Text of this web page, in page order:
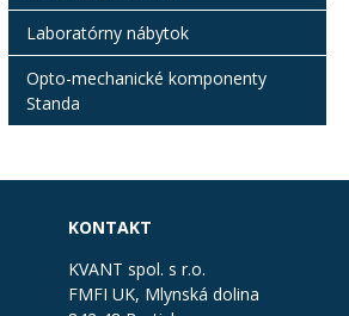
Laboratórny nábytok
Opto-mechanické komponenty
Standa
KONTAKT
KVANT spol. s r.o.
FMFI UK, Mlynská dolina